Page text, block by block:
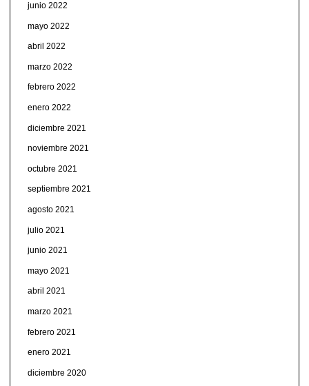
junio 2022
mayo 2022
abril 2022
marzo 2022
febrero 2022
enero 2022
diciembre 2021
noviembre 2021
octubre 2021
septiembre 2021
agosto 2021
julio 2021
junio 2021
mayo 2021
abril 2021
marzo 2021
febrero 2021
enero 2021
diciembre 2020